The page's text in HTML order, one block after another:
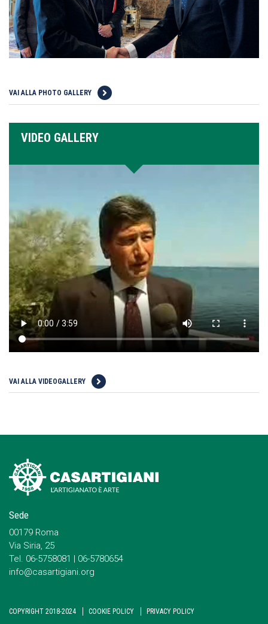
VAI ALLA PHOTO GALLERY
VIDEO GALLERY
VAI ALLA VIDEOGALLERY
Sede
00179 Roma
Via Siria, 25
Tel. 06-5758081 | 06-5780654
info@casartigiani.org
COPYRIGHT 2018-2024 COOKIE POLICY PRIVACY POLICY